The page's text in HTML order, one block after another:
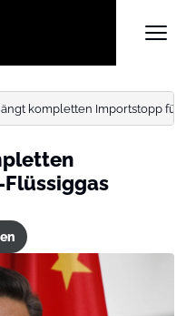
kompletten Importstopp für